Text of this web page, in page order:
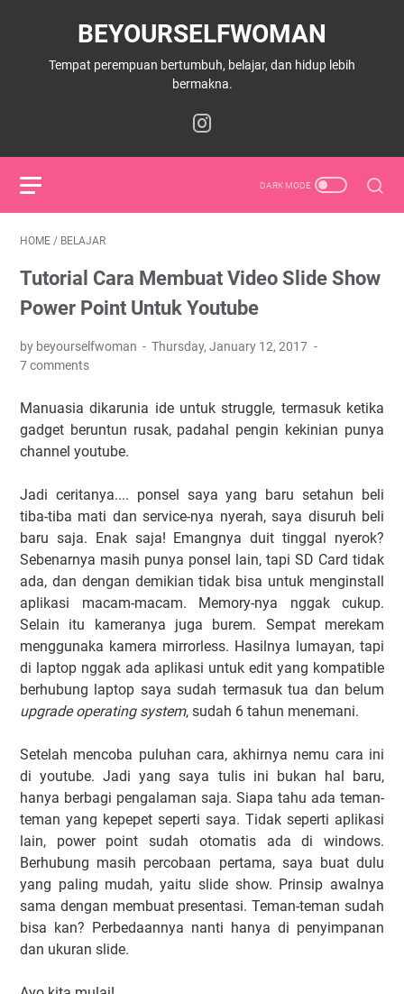
BEYOURSELFWOMAN
Tempat perempuan bertumbuh, belajar, dan hidup lebih
bermakna.
HOME / BELAJAR
Tutorial Cara Membuat Video Slide Show
Power Point Untuk Youtube
by beyourselfwoman
Thursday, January 12, 2017
7 comments
Manuasia dikarunia ide untuk struggle, termasuk ketika
gadget beruntun rusak, padahal pengin kekinian punya
channel youtube.
Jadi ceritanya.... ponsel saya yang baru setahun beli
tiba-tiba mati dan service-nya nyerah, saya disuruh beli
baru saja. Enak saja! Emangnya duit tinggal nyerok?
Sebenarnya masih punya ponsel lain, tapi SD Card tidak
ada, dan dengan demikian tidak bisa untuk menginstall
aplikasi macam-macam. Memory-nya nggak cukup.
Selain itu kameranya juga burem. Sempat merekam
menggunaka kamera mirrorless. Hasilnya lumayan, tapi
di laptop nggak ada aplikasi untuk edit yang kompatible
berhubung laptop saya sudah termasuk tua dan belum
upgrade operating system, sudah 6 tahun menemani.
Setelah mencoba puluhan cara, akhirnya nemu cara ini
di youtube. Jadi yang saya tulis ini bukan hal baru,
hanya berbagi pengalaman saja. Siapa tahu ada teman-
teman yang kepepet seperti saya. Tidak seperti aplikasi
lain, power point sudah otomatis ada di windows.
Berhubung masih percobaan pertama, saya buat dulu
yang paling mudah, yaitu slide show. Prinsip awalnya
sama dengan membuat presentasi. Teman-teman sudah
bisa kan? Perbedaannya nanti hanya di penyimpanan
dan ukuran slide.